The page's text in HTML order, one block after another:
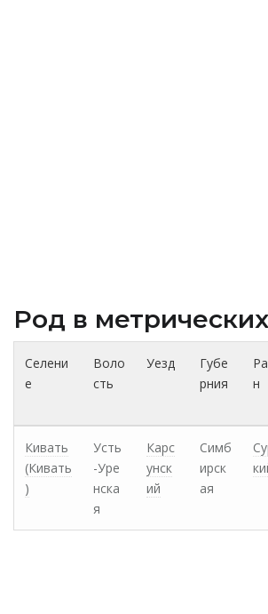
Род в
Селени
е
Воло
сть
Уезд
Губе
рния
н
Кивать
(Кивать
)
Усть
-Уре
нска
я
Карс
унск
ий
Симб
ирск
ая